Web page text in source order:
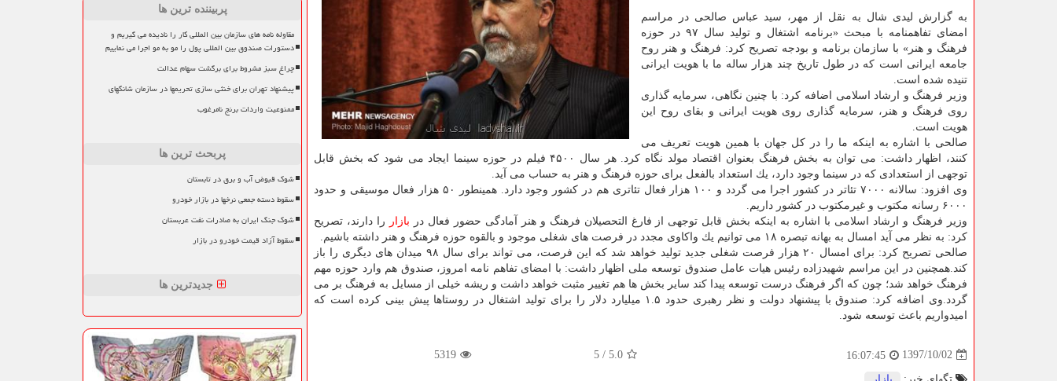
به گزارش لیدی شال به نقل از مهر، سید عباس صالحی در مراسم
امضای تفاهمنامه با مبحث «برنامه اشتغال و تولید سال ۹۷ در حوزه
فرهنگ و هنر» با سازمان برنامه و بودجه تصریح كرد: فرهنگ و هنر روح
جامعه ایرانی است كه در طول تاریخ چند هزار ساله ما با هویت ایرانی
تنیده شده است.
وزیر فرهنگ و ارشاد اسلامی اضافه كرد: با چنین نگاهی، سرمایه گذاری
روی فرهنگ و هنر، سرمایه گذاری روی هویت ایرانی و بقای روح این
هویت است.
صالحی با اشاره به اینكه ما را در كل جهان با همین هویت تعریف می
كنند، اظهار داشت: می توان به بخش فرهنگ بعنوان اقتصاد مولد نگاه كرد. هر سال ۴۵۰۰ فیلم در حوزه سینما ایجاد می شود كه بخش قابل
توجهی از استعدادی كه در سینما وجود دارد، یك استعداد بالفعل برای حوزه فرهنگ و هنر به حساب می آید.
وی افزود: سالانه ۷۰۰۰ تئاتر در كشور اجرا می گردد و ۱۰۰ هزار فعال تئاتری هم در كشور وجود دارد. همینطور ۵۰ هزار فعال موسیقی و حدود
۶۰۰۰ رسانه مكتوب و غیرمكتوب در كشور داریم.
وزیر فرهنگ و ارشاد اسلامی با اشاره به اینكه بخش قابل توجهی از فارغ التحصیلان فرهنگ و هنر آمادگی حضور فعال در بازار
را دارند، تصریح
كرد: به نظر می آید امسال به بهانه تبصره ۱۸ می توانیم یك واكاوی مجدد در فرصت های شغلی موجود و بالقوه حوزه فرهنگ و هنر داشته باشیم.
صالحی تصریح كرد: برای امسال ۲۰ هزار فرصت شغلی جدید تولید خواهد شد كه این فرصت، می تواند برای سال ۹۸ میدان های دیگری را باز
كند.همچنین در این مراسم شهیدزاده رئیس هیات عامل صندوق توسعه ملی اظهار داشت: با امضای تفاهم نامه امروز، صندوق هم وارد حوزه مهم
فرهنگ خواهد شد؛ چون كه اگر فرهنگ درست توسعه پیدا كند سایر بخش ها هم تغییر مثبت خواهد داشت و ریشه خیلی از مسایل به فرهنگ بر می
گردد.وی اضافه كرد: صندوق با پیشنهاد دولت و نظر رهبری حدود ۱.۵ میلیارد دلار را برای تولید اشتغال در روستاها پیش بینی كرده است كه
امیدواریم باعث توسعه شود.
1397/10/02
16:07:45
5.0
/
5
5319
پربیننده ترین ها
مقاوله نامه های سازمان بین المللی کار را نادیده می گیریم و
دستورات صندوق بین المللی پول را مو به مو اجرا می نماییم
چراغ سبز مشروط برای برگشت سهام عدالت
پیشنهاد تهران برای خنثی سازی تحریمها در سازمان شانگهای
ممنوعیت واردات برنج نامرغوب
پربحث ترین ها
شوک قبوض آب و برق در تابستان
سقوط دسته جمعی نرخها در بازار خودرو
شوک جنگ ایران به صادرات نفت عربستان
سقوط آزاد قیمت خودرو در بازار
جدیدترین ها